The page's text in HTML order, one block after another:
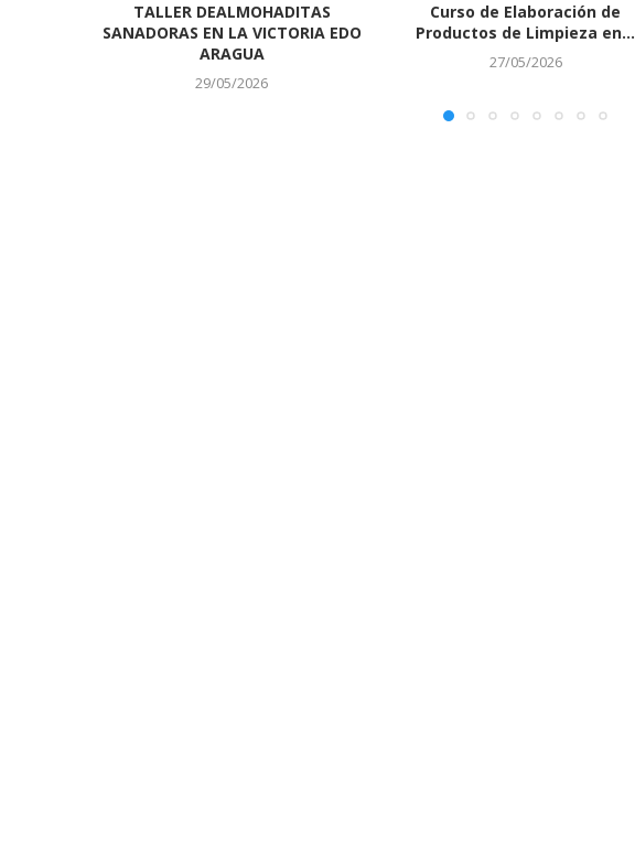
TALLER DEALMOHADITAS
SANADORAS EN LA VICTORIA EDO
ARAGUA
29/05/2026
Curso de Elaboración de
Productos de Limpieza en...
27/05/2026